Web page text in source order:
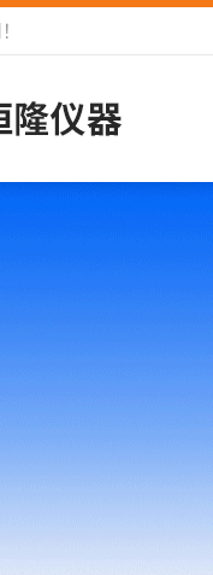
！